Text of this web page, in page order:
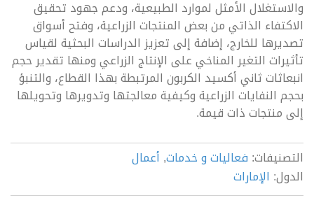
والاستغلال الأمثل لموارد الطبيعية، ودعم جهود تحقيق
الاكتفاء الذاتي من بعض المنتجات الزراعية، وفتح أسواق
تصديرها للخارج، إضافة إلى تعزيز الدراسات البحثية لقياس
تأثيرات التغير المناخي على الإنتاج الزراعي ومنها تقدير حجم
انبعاثات ثاني أكسيد الكربون المرتبطة بهذا القطاع، والتنبؤ
بحجم النفايات الزراعية وكيفية معالجتها وتدويرها وتحويلها
إلى منتجات ذات قيمة.
التصنيفات:فعاليات و خدمات,أعمال
الدول:الإمارات